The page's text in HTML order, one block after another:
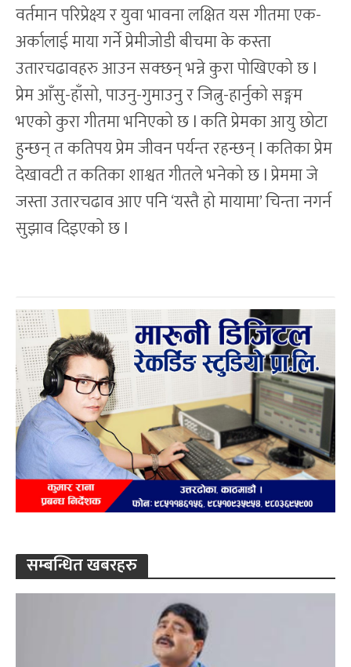
वर्तमान परिप्रेक्ष्य र युवा भावना लक्षित यस गीतमा एक-
अर्कालाई माया गर्ने प्रेमीजोडी बीचमा के कस्ता
उतारचढावहरु आउन सक्छन् भन्ने कुरा पोखिएको छ l
प्रेम आँसु-हाँसो, पाउनु-गुमाउनु र जित्नु-हार्नुको सङ्गम
भएको कुरा गीतमा भनिएको छ l कति प्रेमका आयु छोटा
हुन्छन् त कतिपय प्रेम जीवन पर्यन्त रहन्छन् l कतिका प्रेम
देखावटी त कतिका शाश्वत गीतले भनेको छ l प्रेममा जे
जस्ता उतारचढाव आए पनि ‘यस्तै हो मायामा’ चिन्ता नगर्न
सुझाव दिइएको छ l
सम्बन्धित खबरहरु